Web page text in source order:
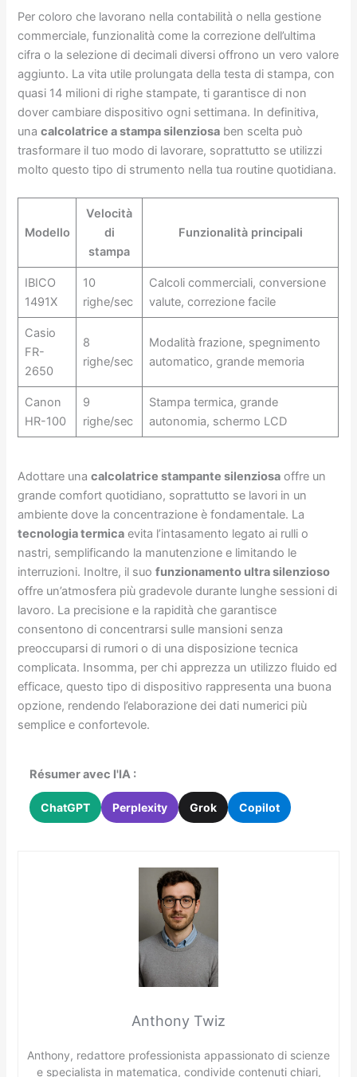
Per coloro che lavorano nella contabilità o nella gestione
commerciale, funzionalità come la correzione dell’ultima
cifra o la selezione di decimali diversi offrono un vero valore
aggiunto. La vita utile prolungata della testa di stampa, con
quasi 14 milioni di righe stampate, ti garantisce di non
dover cambiare dispositivo ogni settimana. In definitiva,
unacalcolatrice a stampa silenziosa ben scelta può
trasformare il tuo modo di lavorare, soprattutto se utilizzi
molto questo tipo di strumento nella tua routine quotidiana.
Modello
Velocità
di
stampa
Funzionalità principali
IBICO
1491X
10
righe/sec
Calcoli commerciali, conversione
valute, correzione facile
Casio
FR-
2650
8
righe/sec
Modalità frazione, spegnimento
automatico, grande memoria
Canon
HR-100
9
righe/sec
Stampa termica, grande
autonomia, schermo LCD
Adottare unacalcolatrice stampante silenziosa offre un
grande comfort quotidiano, soprattutto se lavori in un
ambiente dove la concentrazione è fondamentale. La
tecnologia termica evita l’intasamento legato ai rulli o
nastri, semplificando la manutenzione e limitando le
interruzioni. Inoltre, il suofunzionamento ultra silenzioso
offre un’atmosfera più gradevole durante lunghe sessioni di
lavoro. La precisione e la rapidità che garantisce
consentono di concentrarsi sulle mansioni senza
preoccuparsi di rumori o di una disposizione tecnica
complicata. Insomma, per chi apprezza un utilizzo fluido ed
efficace, questo tipo di dispositivo rappresenta una buona
opzione, rendendo l’elaborazione dei dati numerici più
semplice e confortevole.
Résumer avec l'IA :
ChatGPT Perplexity Grok Copilot
Anthony Twiz
Anthony, redattore professionista appassionato di scienze
e specialista in matematica, condivide contenuti chiari,